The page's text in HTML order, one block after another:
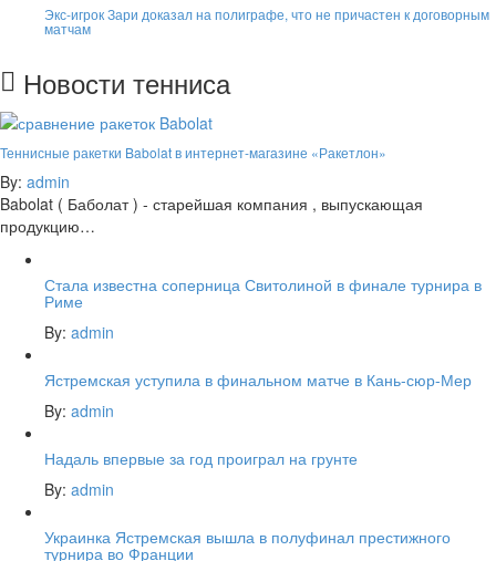
Экс-игрок Зари доказал на полиграфе, что не причастен к договорным
матчам
Новости тенниса
Теннисные ракетки Babolat в интернет-магазине «Ракетлон»
By: admin
Babolat ( Баболат ) - старейшая компания , выпускающая
продукцию…
Стала известна соперница Свитолиной в финале турнира в
Риме
By: admin
Ястремская уступила в финальном матче в Кань-сюр-Мер
By: admin
Надаль впервые за год проиграл на грунте
By: admin
Украинка Ястремская вышла в полуфинал престижного
турнира во Франции